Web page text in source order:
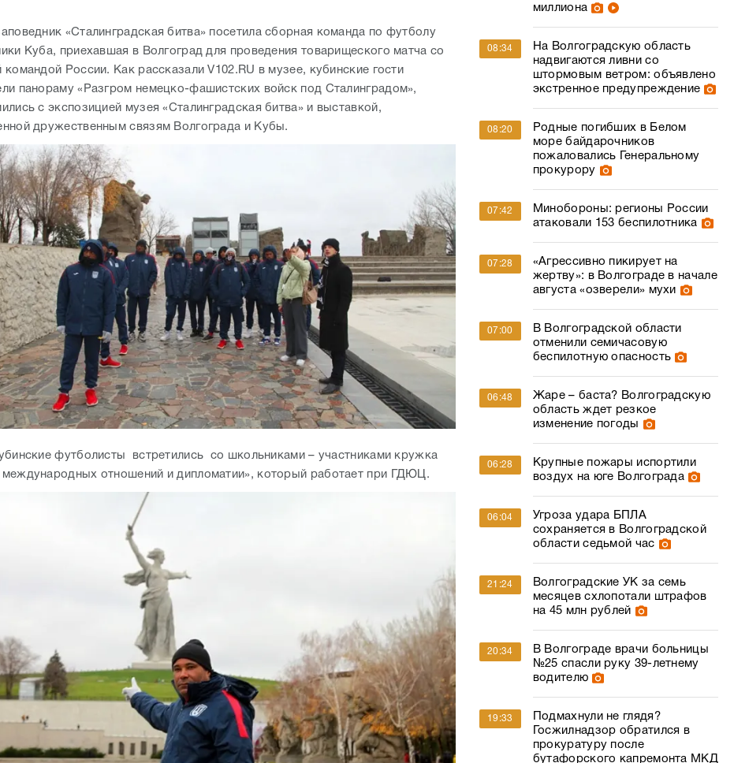
«Сталинградская битва» посетила сборная команда по футболу
Куба, приехавшая в Волгоград для проведения товарищеского матча со
командой России. Как рассказали V102.RU в музее, кубинские гости
панораму «Разгром немецко-фашистских войск под Сталинградом»,
с экспозицией музея «Сталинградская битва» и выставкой,
дружественным связям Волгограда и Кубы.
футболисты встретились со школьниками – участниками кружка
отношений и дипломатии», который работает при ГДЮЦ.
миллиона
08:34
На Волгоградскую область
надвигаются ливни со
штормовым ветром: объявлено
экстренное предупреждение
08:20
Родные погибших в Белом
море байдарочников
пожаловались Генеральному
прокурору
07:42
Минобороны: регионы России
атаковали 153 беспилотника
07:28
«Агрессивно пикирует на
жертву»: в Волгограде в начале
августа «озверели» мухи
07:00
В Волгоградской области
отменили семичасовую
беспилотную опасность
06:48
Жаре – баста? Волгоградскую
область ждет резкое
изменение погоды
06:28
Крупные пожары испортили
воздух на юге Волгограда
06:04
Угроза удара БПЛА
сохраняется в Волгоградской
области седьмой час
21:24
Волгоградские УК за семь
месяцев схлопотали штрафов
на 45 млн рублей
20:34
В Волгограде врачи больницы
№25 спасли руку 39-летнему
водителю
19:33
Подмахнули не глядя?
Госжилнадзор обратился в
прокуратуру после
бутафорского капремонта МКД